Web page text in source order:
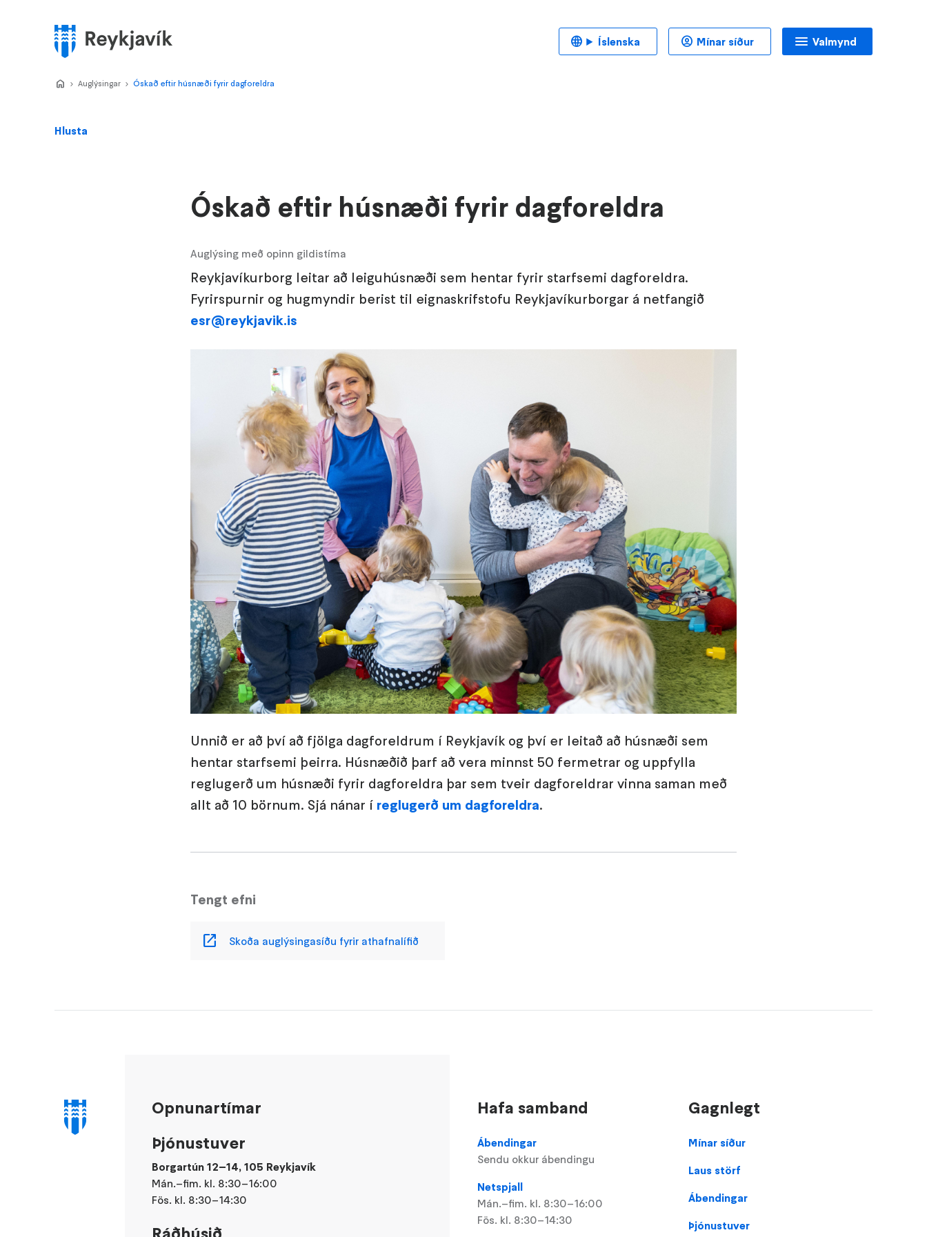
Valmynd
Hlusta
Óskað eftir húsnæði fyrir dagforeldra
Auglýsing með opinn gildistíma
Reykjavíkurborg leitar að leiguhúsnæði sem hentar fyrir starfsemi dagforeldra.
Fyrirspurnir og hugmyndir berist til eignaskrifstofu Reykjavíkurborgar á netfangið
esr@reykjavik.is
Unnið er að því að fjölga dagforeldrum í Reykjavík og því er leitað að húsnæði sem
hentar starfsemi þeirra. Húsnæðið þarf að vera minnst 50 fermetrar og uppfylla
reglugerð um húsnæði fyrir dagforeldra þar sem tveir dagforeldrar vinna saman með
allt að 10 börnum. Sjá nánar í reglugerð um dagforeldra.
Tengt efni
Skoða auglýsingasíðu fyrir athafnalífið
Home
>
Auglýsingar >
Óskað eftir húsnæði fyrir dagforeldra
Valmynd
Íslenska Mínar síður
Opnunartímar
Þjónustuver
Borgartún 12–14, 105 Reykjavík
Mán.–fim. kl. 8:30–16:00
Fös. kl. 8:30–14:30
Hafa samband
Ábendingar
Sendu okkur ábendingu
Netspjall
Mán.–fim. kl. 8:30–16:00
Fös. kl. 8:30–14:30
Gagnlegt
Footer
Mínar síður
Laus störf
Ábendingar
Þjónustuver